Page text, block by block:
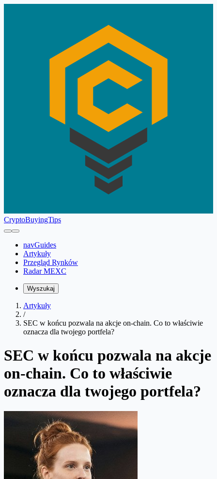
CryptoBuyingTips
navGuides
Artykuły
Przegląd Rynków
Radar MEXC
Wyszukaj
Artykuły
/
SEC w końcu pozwala na akcje on-chain. Co to właściwie
oznacza dla twojego portfela?
SEC w końcu pozwala na akcje
on-chain. Co to właściwie
oznacza dla twojego portfela?